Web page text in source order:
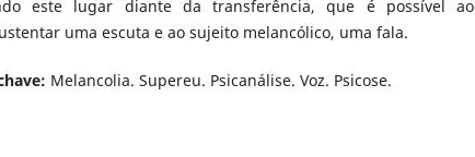
este lugar diante da transferência, que é possível ao
uma escuta e ao sujeito melancólico, uma fala.
Melancolia. Supereu. Psicanálise. Voz. Psicose.